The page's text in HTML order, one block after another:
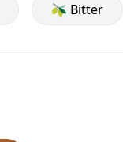
🫒 Bitter